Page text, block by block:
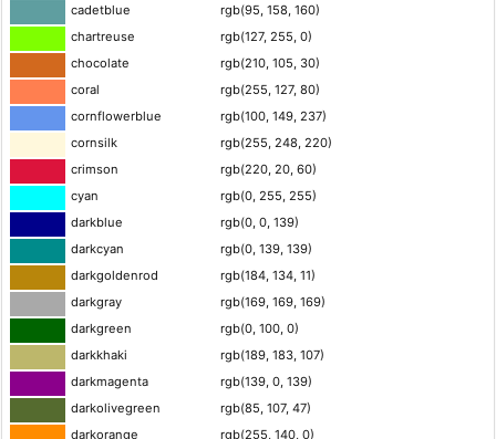
cadetblue
rgb(95, 158, 160)
chartreuse
rgb(127, 255, 0)
chocolate
rgb(210, 105, 30)
coral
rgb(255, 127, 80)
cornflowerblue
rgb(100, 149, 237)
cornsilk
rgb(255, 248, 220)
crimson
rgb(220, 20, 60)
cyan
rgb(0, 255, 255)
darkblue
rgb(0, 0, 139)
darkcyan
rgb(0, 139, 139)
darkgoldenrod
rgb(184, 134, 11)
darkgray
rgb(169, 169, 169)
darkgreen
rgb(0, 100, 0)
darkkhaki
rgb(189, 183, 107)
darkmagenta
rgb(139, 0, 139)
darkolivegreen
rgb(85, 107, 47)
darkorange
rgb(255, 140, 0)